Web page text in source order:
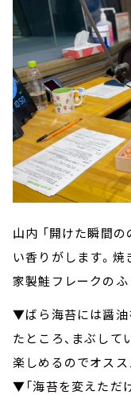
山内 「開けた瞬間
い香りがします。焼
家製鮭フレークのふ
▼ばら海苔には醤油
たところ、まぶし
楽しめるのでオスス
▼「海苔を変えただ